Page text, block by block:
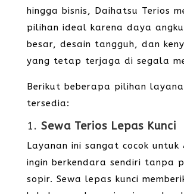
hingga bisnis, Daihatsu Terios
pilihan ideal karena daya
besar, desain tangguh, dan
yang tetap terjaga di segala
Berikut beberapa pilihan
tersedia:
1. Sewa Terios Lepas Kunci
Layanan ini sangat cocok untuk
ingin berkendara sendiri tanpa
sopir. Sewa lepas kunci